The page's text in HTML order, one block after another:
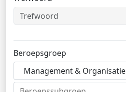
Beroepsgroep
Management & Organisatie